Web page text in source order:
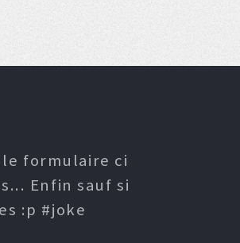
formulaire ci
Enfin sauf si
:p #joke